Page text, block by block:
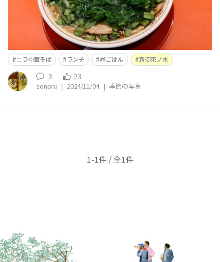
ニラ中華そば ランチ 昼ごはん 新御茶ノ水
3 23
sonoru | 2024/11/04 | 季節の写真
1-1件 / 全1件